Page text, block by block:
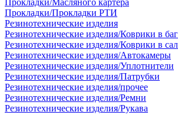
Прокладки/Масляного картера
Прокладки/Прокладки РТИ
Резинотехнические изделия
Резинотехнические изделия/Коврики в
Резинотехнические изделия/Коврики в
Резинотехнические изделия/Автокамеры
Резинотехнические изделия/Уплотнители
Резинотехнические изделия/Патрубки
Резинотехнические изделия/прочее
Резинотехнические изделия/Ремни
Резинотехнические изделия/Рукава